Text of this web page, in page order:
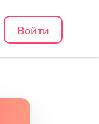
Войти